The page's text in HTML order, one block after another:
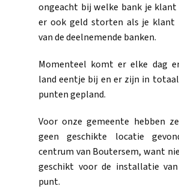
ongeacht bij welke bank je klant
er ook geld storten als je klant
van de deelnemende banken.
Momenteel komt er elke dag
land eentje bij en er zijn in totaal
punten gepland.
Voor onze gemeente hebben
geen geschikte locatie
centrum van Boutersem, want
geschikt voor de installatie van
punt.